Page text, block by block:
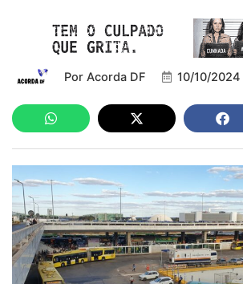
Por Acorda DF 10/10/2024